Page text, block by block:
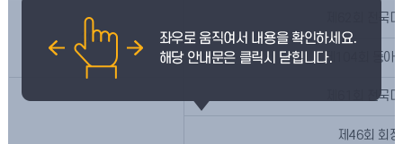
2026
제62회 전국
제104회 동아
제61회 전국
제46회 회